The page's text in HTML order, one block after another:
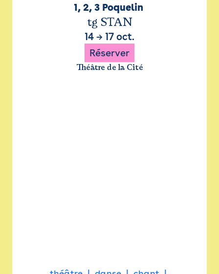
1, 2, 3 Poquelin
tg STAN
14 → 17 oct.
Réserver
Théâtre de la Cité